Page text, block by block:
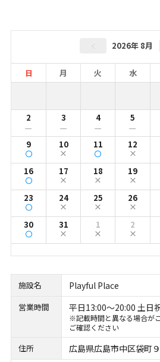
2026年 8月
日 月 火 水
2 3 4 5
ー ー ー ー
9 10 11 12
16 17 18 19
23 24 25 26
30 31 1 2
施設名 Playful Place
営業時間 平日13:00～20:00 土日
※記載時間と異なる場合が
ご確認ください
住所 広島県広島市中区袋町